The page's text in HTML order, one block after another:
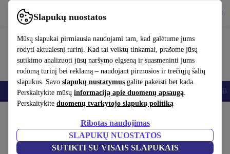
Slapukų nuostatos
Mūsų slapukai pirmiausia naudojami tam, kad galėtume jums
rodyti aktualesnį turinį. Kad tai veiktų tinkamai, prašome jūsų
sutikimo analizuoti jūsų naršymo elgseną ir suasmeninti jums
rodomą turinį bei reklamą – naudojant pirmosios ir trečiųjų šalių
slapukus. Savo slapukų nustatymus galite pakeisti bet kada.
Perskaitykite mūsų informaciją apie duomenų apsaugą.
Perskaitykite duomenų tvarkytojo slapukų politiką
Ribotas naudojimas
SLAPUKŲ NUOSTATOS
SUTIKTI SU VISAIS SLAPUKAIS
Naudok refurbed greitai ir paprastai
Išmanieji telefonai Nešiojamieji kompiuteriai Planšetės Išmanieji
Microsoft planšetiniai kompiuteriai:
Aukštos kokybės profesionaliai atnaujinti Microsoft planšetiniai